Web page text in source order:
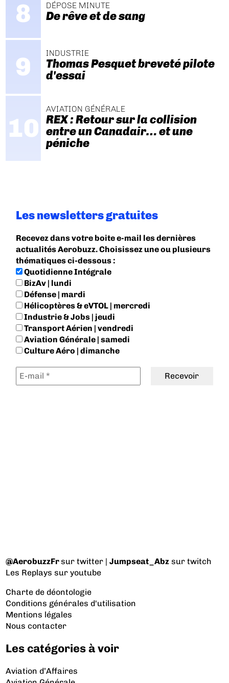
DÉPOSE MINUTE
De rêve et de sang
INDUSTRIE
Thomas Pesquet breveté pilote
d'essai
AVIATION GÉNÉRALE
REX : Retour sur la collision
entre un Canadair… et une
péniche
Les newsletters gratuites
Recevez dans votre boite e-mail les dernières
actualités Aerobuzz. Choisissez une ou plusieurs
thématiques ci-dessous :
Quotidienne Intégrale
BizAv | lundi
Défense | mardi
Hélicoptères & eVTOL | mercredi
Industrie & Jobs | jeudi
Transport Aérien | vendredi
Aviation Générale | samedi
Culture Aéro | dimanche
@AerobuzzFrsur twitter |Jumpseat_Abz sur twitch
Les Replays sur youtube
Charte de déontologie
Conditions générales d'utilisation
Mentions légales
Nous contacter
Les catégories à voir
Aviation d’Affaires